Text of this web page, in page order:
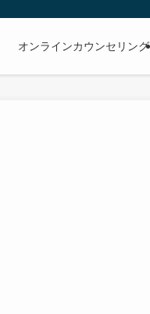
オンラインカウンセリング